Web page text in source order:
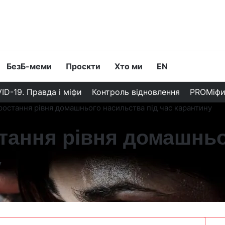
БезБ-меми Проєкти Хто ми EN
19. Правда і міфи Контроль відновлення PROМіфи
рівня домашнього насильства під час карантину
рівня